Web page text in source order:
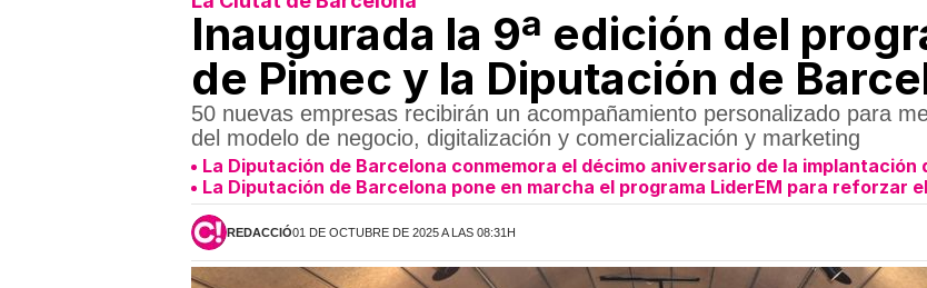
Inaugurada la 9ª edición del
de Pimec y la Diputación de
50 nuevas empresas recibirán un acompañamiento personalizado para
del modelo de negocio, digitalización y comercialización y marketing
La Diputación de Barcelona conmemora el décimo aniversario de la implantación
La Diputación de Barcelona pone en marcha el programa LiderEM para reforzar
REDACCIÓ01 DE OCTUBRE DE 2025 A LAS 08:31H